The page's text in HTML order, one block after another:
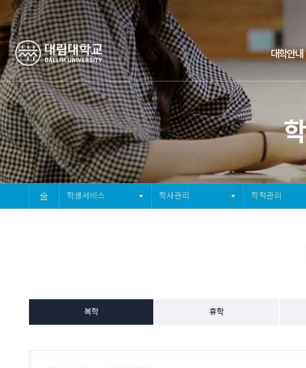
컨텐츠 바로가기
메뉴 바로가기
푸터 바로가기
대학안내
1뎁스 버튼
학생서비스
2뎁스 버튼
학사관리
3뎁스 버튼
학적관리
복학 휴학